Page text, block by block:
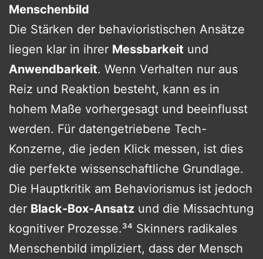
Menschenbild
Die Stärken der behavioristischen Ansätze
liegen klar in ihrer Messbarkeit und
Anwendbarkeit. Wenn Verhalten nur aus
Reiz und Reaktion besteht, kann es in
hohem Maße vorhergesagt und beeinflusst
werden. Für datengetriebene Tech-
Konzerne, die jeden Klick messen, ist dies
die perfekte wissenschaftliche Grundlage.
Die Hauptkritik am Behaviorismus ist jedoch
der Black-Box-Ansatz und die Missachtung
kognitiver Prozesse.³⁴ Skinners radikales
Menschenbild impliziert, dass der Mensch